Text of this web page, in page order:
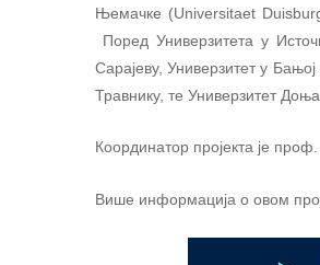
Њемачке (Universitaet
Поред Универзитета у
Сарајеву, Универзитет у
Травнику, те Универзитет
Координатор пројекта је
Више информација о овом